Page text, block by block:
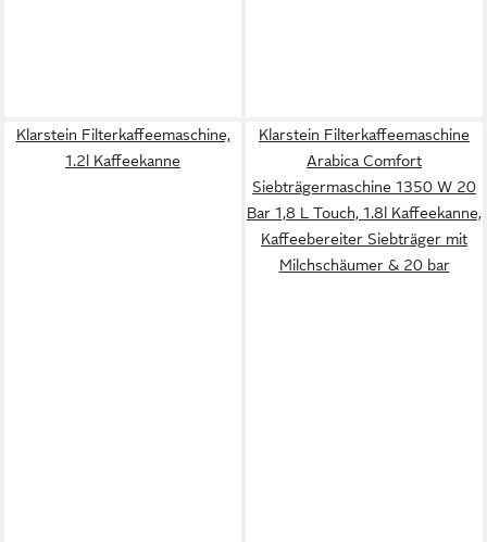
Klarstein Filterkaffeemaschine,
1.2l Kaffeekanne
Klarstein Filterkaffeemaschine
Arabica Comfort
Siebträgermaschine 1350 W 20
Bar 1,8 L Touch, 1.8l Kaffeekanne,
Kaffeebereiter Siebträger mit
Milchschäumer & 20 bar